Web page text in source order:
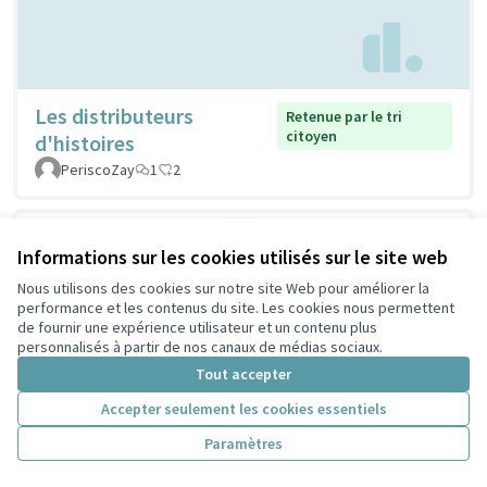
Informations sur les cookies utilisés sur le site web
Nous utilisons des cookies sur notre site Web pour améliorer la
performance et les contenus du site. Les cookies nous permettent
de fournir une expérience utilisateur et un contenu plus
personnalisés à partir de nos canaux de médias sociaux.
Tout accepter
Accepter seulement les cookies essentiels
Paramètres
Les distributeurs
d'histoires
Retenue par le tri
citoyen
PeriscoZay
1 2